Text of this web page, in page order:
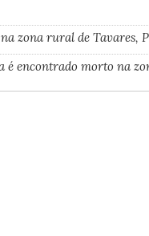
zona rural de Tavares,
encontrado morto na